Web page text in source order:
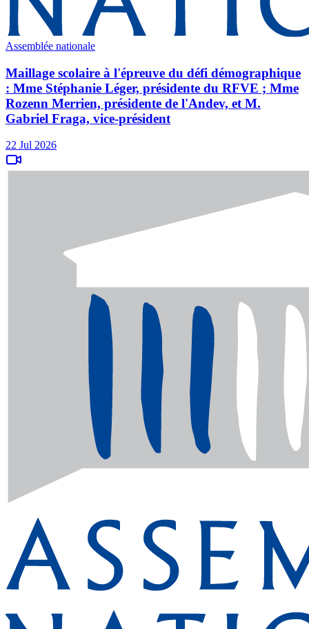
Assemblée nationale
Maillage scolaire à l'épreuve du défi démographique
: Mme Stéphanie Léger, présidente du RFVE ; Mme
Rozenn Merrien, présidente de l'Andev, et M.
Gabriel Fraga, vice-président
22 Jul 2026